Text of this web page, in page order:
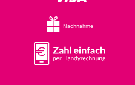
Nachnahme